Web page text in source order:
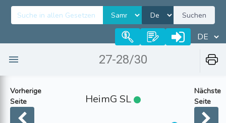
Suchen
27-28/30
Vorherige
Seite
HeimG SL
Nächste
Seite